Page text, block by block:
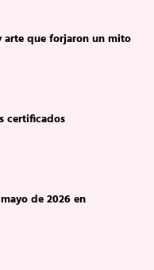
arte que forjaron un mito
certificados
de 2026 en